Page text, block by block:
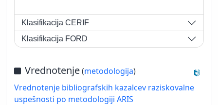
Klasifikacija CERIF
Klasifikacija FORD
Vrednotenje(metodologija)
Vrednotenje bibliografskih kazalcev raziskovalne
uspešnosti po metodologiji ARIS